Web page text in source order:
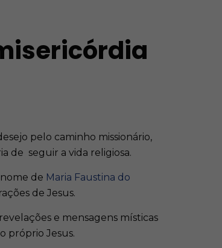
pelo caminho missionário,
de seguir a vida religiosa.
de Maria Faustina do
de Jesus.
e mensagens místicas
próprio Jesus.